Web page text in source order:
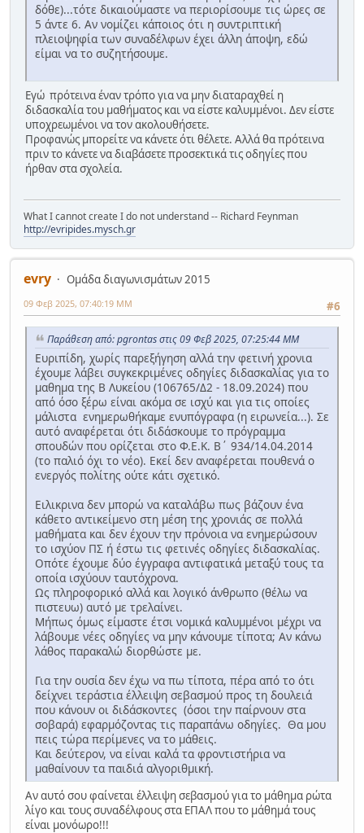
δόθε)...τότε δικαιούμαστε να περιορίσουμε τις ώρες σε
5 άντε 6. Αν νομίζει κάποιος ότι η συντριπτική
πλειοψηφία των συναδέλφων έχει άλλη άποψη, εδώ
είμαι να το συζητήσουμε.
Εγώ πρότεινα έναν τρόπο για να μην διαταραχθεί η
διδασκαλία του μαθήματος και να είστε καλυμμένοι. Δεν είστε
υποχρεωμένοι να τον ακολουθήσετε.
Προφανώς μπορείτε να κάνετε ότι θέλετε. Αλλά θα πρότεινα
πριν το κάνετε να διαβάσετε προσεκτικά τις οδηγίες που
ήρθαν στα σχολεία.
What I cannot create I do not understand -- Richard Feynman
http://evripides.mysch.gr
evry
Ομάδα διαγωνισμάτων 2015
#6
09 Φεβ 2025, 07:40:19 ΜΜ
Παράθεση από: pgrontas στις 09 Φεβ 2025, 07:25:44 ΜΜ
Ευριπίδη, χωρίς παρεξήγηση αλλά την φετινή χρονια
έχουμε λάβει συγκεκριμένες οδηγίες διδασκαλίας για το
μαθημα της Β Λυκείου (106765/Δ2 - 18.09.2024) που
από όσο ξέρω είναι ακόμα σε ισχύ και για τις οποίες
μάλιστα ενημερωθήκαμε ενυπόγραφα (η ειρωνεία...). Σε
αυτό αναφέρεται ότι διδάσκουμε το πρόγραμμα
σπουδών που ορίζεται στο Φ.Ε.Κ. Β΄ 934/14.04.2014
(το παλιό όχι το νέο). Εκεί δεν αναφέρεται πουθενά ο
ενεργός πολίτης ούτε κάτι σχετικό.
Ειλικρινα δεν μπορώ να καταλάβω πως βάζουν ένα
κάθετο αντικείμενο στη μέση της χρονιάς σε πολλά
μαθήματα και δεν έχουν την πρόνοια να ενημερώσουν
το ισχύον ΠΣ ή έστω τις φετινές οδηγίες διδασκαλίας.
Οπότε έχουμε δύο έγγραφα αντιφατικά μεταξύ τους τα
οποία ισχύουν ταυτόχρονα.
Ως πληροφορικό αλλά και λογικό άνθρωπο (θέλω να
πιστευω) αυτό με τρελαίνει.
Μήπως όμως είμαστε έτσι νομικά καλυμμένοι μέχρι να
λάβουμε νέες οδηγίες να μην κάνουμε τίποτα; Αν κάνω
λάθος παρακαλώ διορθώστε με.
Για την ουσία δεν έχω να πω τίποτα, πέρα από το ότι
δείχνει τεράστια έλλειψη σεβασμού προς τη δουλειά
που κάνουν οι διδάσκοντες (όσοι την παίρνουν στα
σοβαρά) εφαρμόζοντας τις παραπάνω οδηγίες. Θα μου
πεις τώρα περίμενες να το μάθεις.
Και δεύτερον, να είναι καλά τα φροντιστήρια να
μαθαίνουν τα παιδιά αλγοριθμική.
Αν αυτό σου φαίνεται έλλειψη σεβασμού για το μάθημα ρώτα
λίγο και τους συναδέλφους στα ΕΠΑΛ που το μάθημά τους
είναι μονόωρο!!!